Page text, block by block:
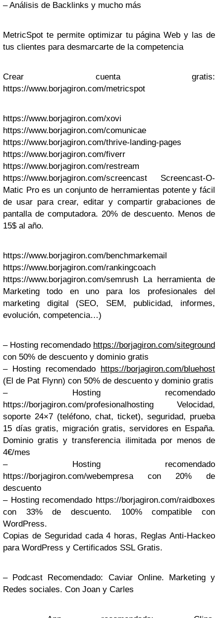
– Análisis de Backlinks y mucho más
MetricSpot te permite optimizar tu página Web y las de
tus clientes para desmarcarte de la competencia
Crear cuenta gratis:
https://www.borjagiron.com/metricspot
https://www.borjagiron.com/xovi
https://www.borjagiron.com/comunicae
https://www.borjagiron.com/thrive-landing-pages
https://www.borjagiron.com/fiverr
https://www.borjagiron.com/restream
https://www.borjagiron.com/screencast Screencast-O-
Matic Pro es un conjunto de herramientas potente y fácil
de usar para crear, editar y compartir grabaciones de
pantalla de computadora. 20% de descuento. Menos de
15$ al año.
https://www.borjagiron.com/benchmarkemail
https://www.borjagiron.com/rankingcoach
https://www.borjagiron.com/semrush La herramienta de
Marketing todo en uno para los profesionales del
marketing digital (SEO, SEM, publicidad, informes,
evolución, competencia…)
– Hosting recomendado https://borjagiron.com/siteground
con 50% de descuento y dominio gratis
– Hosting recomendado https://borjagiron.com/bluehost
(El de Pat Flynn) con 50% de descuento y dominio gratis
– Hosting recomendado
https://borjagiron.com/profesionalhosting Velocidad,
soporte 24×7 (teléfono, chat, ticket), seguridad, prueba
15 días gratis, migración gratis, servidores en España.
Dominio gratis y transferencia ilimitada por menos de
4€/mes
– Hosting recomendado
https://borjagiron.com/webempresa con 20% de
descuento
– Hosting recomendado https://borjagiron.com/raidboxes
con 33% de descuento. 100% compatible con
WordPress.
Copias de Seguridad cada 4 horas, Reglas Anti-Hackeo
para WordPress y Certificados SSL Gratis.
– Podcast Recomendado: Caviar Online. Marketing y
Redes sociales. Con Joan y Carles